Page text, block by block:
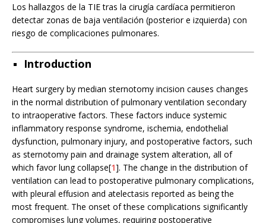
Los hallazgos de la TIE tras la cirugía cardíaca permitieron
detectar zonas de baja ventilación (posterior e izquierda) con
riesgo de complicaciones pulmonares.
Introduction
Heart surgery by median sternotomy incision causes changes
in the normal distribution of pulmonary ventilation secondary
to intraoperative factors. These factors induce systemic
inflammatory response syndrome, ischemia, endothelial
dysfunction, pulmonary injury, and postoperative factors, such
as sternotomy pain and drainage system alteration, all of
which favor lung collapse[1]. The change in the distribution of
ventilation can lead to postoperative pulmonary complications,
with pleural effusion and atelectasis reported as being the
most frequent. The onset of these complications significantly
compromises lung volumes, requiring postoperative